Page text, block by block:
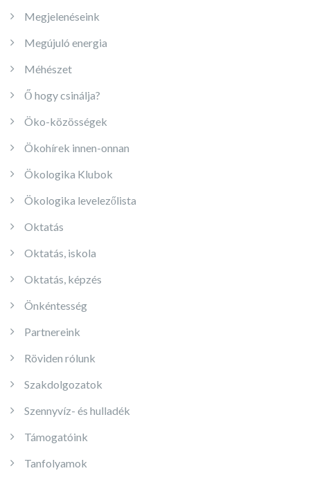
Megjelenéseink
Megújuló energia
Méhészet
Ő hogy csinálja?
Öko-közösségek
Ökohírek innen-onnan
Ökologika Klubok
Ökologika levelezőlista
Oktatás
Oktatás, iskola
Oktatás, képzés
Önkéntesség
Partnereink
Röviden rólunk
Szakdolgozatok
Szennyvíz- és hulladék
Támogatóink
Tanfolyamok